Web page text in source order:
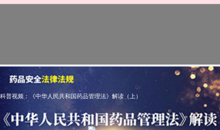
科普视频：《中华人民共和国药品管理法》解读（上）